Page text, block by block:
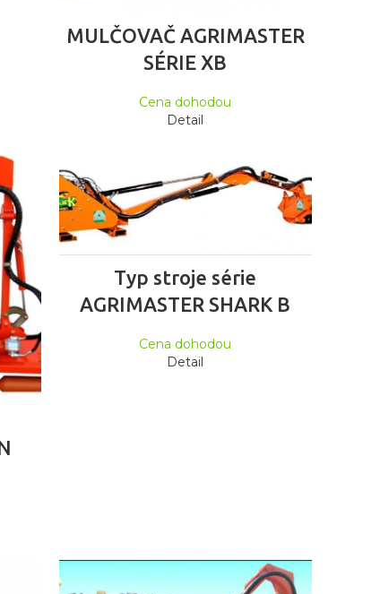
ČTĚTE VÍCE
MULČOVAČ AGRIMASTER
SÉRIE XB
Cena dohodou
Detail
Typ stroje série
AGRIMASTER SHARK B
Cena dohodou
Detail